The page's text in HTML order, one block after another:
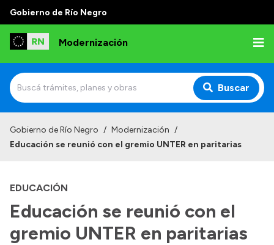
Gobierno de Río Negro
Modernización
Buscar
Autoridades
Normativa
Gobierno de Río Negro / Modernización /
Educación se reunió con el gremio UNTER en paritarias
EDUCACIÓN
Educación se reunió con el
gremio UNTER en paritarias